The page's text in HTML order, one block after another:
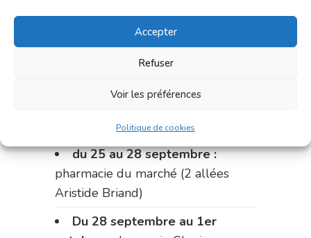
Accepter
Refuser
Voir les préférences
Politique de cookies
Charignon-Dumas (La Fouillade)
du 14 au 18 septembre :
pharmacie Fontanges
du 25 au 28 septembre :
pharmacie du marché (2 allées
Aristide Briand)
Du 28 septembre au 1er